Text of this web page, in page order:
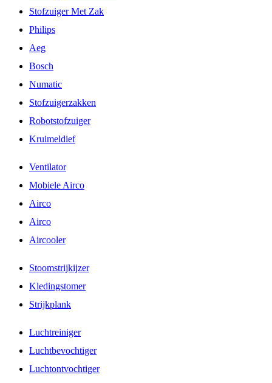
Stofzuiger Met Zak
Philips
Aeg
Bosch
Numatic
Stofzuigerzakken
Robotstofzuiger
Kruimeldief
Ventilator
Mobiele Airco
Airco
Airco
Aircooler
Stoomstrijkijzer
Kledingstomer
Strijkplank
Luchtreiniger
Luchtbevochtiger
Luchtontvochtiger